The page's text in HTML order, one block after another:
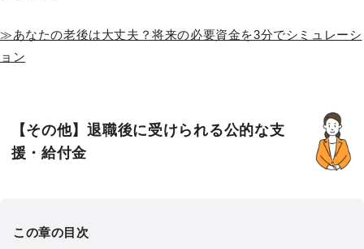
≫あなたの老後は大丈夫？将来の必要資金を3分でシミュレーシ
ョン
【その他】退職後に受けられる公的な支
援・給付金
この章の目次